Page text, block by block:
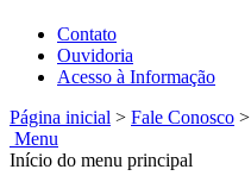
Contato
Ouvidoria
Acesso à Informação
Página inicial > Fale Conosco >
Menu
Início do menu principal